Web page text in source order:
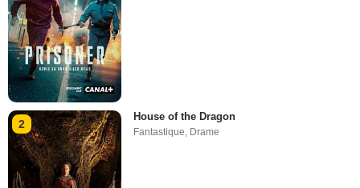
2
House of the Dragon
Fantastique, Drame